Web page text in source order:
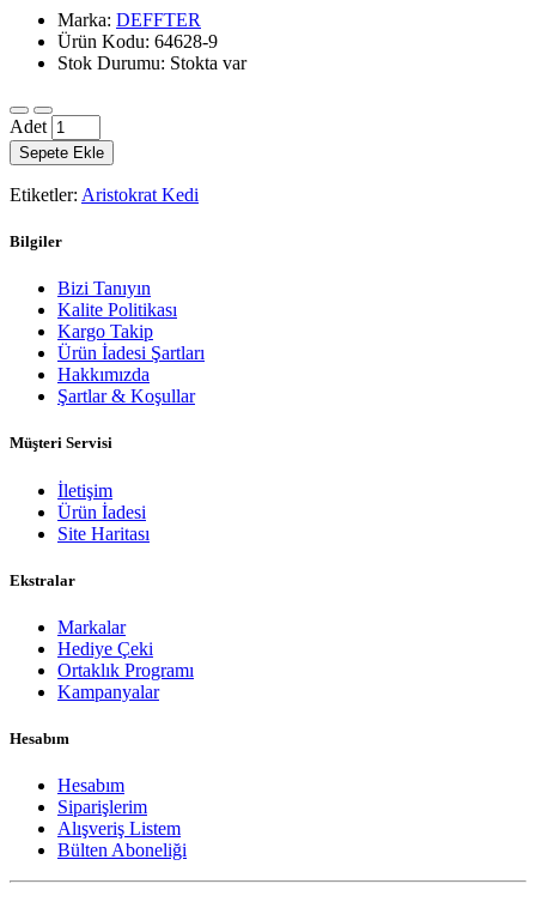
Marka: DEFFTER
Ürün Kodu: 64628-9
Stok Durumu: Stokta var
Adet
Sepete Ekle
Etiketler: Aristokrat Kedi
Bilgiler
Bizi Tanıyın
Kalite Politikası
Kargo Takip
Ürün İadesi Şartları
Hakkımızda
Şartlar & Koşullar
Müşteri Servisi
İletişim
Ürün İadesi
Site Haritası
Ekstralar
Markalar
Hediye Çeki
Ortaklık Programı
Kampanyalar
Hesabım
Hesabım
Siparişlerim
Alışveriş Listem
Bülten Aboneliği